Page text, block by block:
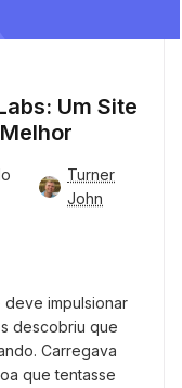
Um Site
Turner
John
deve impulsionar
descobriu que
Carregava
que tentasse